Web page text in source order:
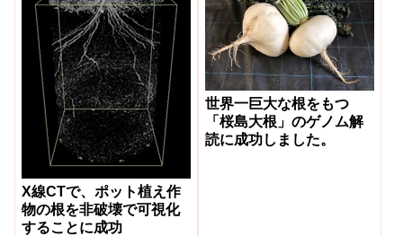
X線CTで、ポット植え作
物の根を非破壊で可視化
することに成功
世界一巨大な根をもつ
「桜島大根」のゲノム解
読に成功しました。